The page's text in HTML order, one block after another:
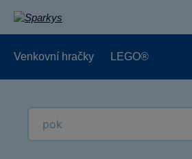
Venkovní hračky LEGO®